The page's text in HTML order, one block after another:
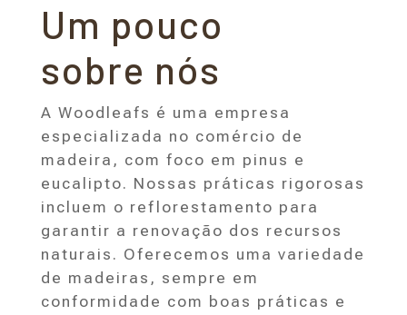
Um pouco
sobre nós
A Woodleafs é uma empresa
especializada no comércio de
madeira, com foco em pinus e
eucalipto. Nossas práticas rigorosas
incluem o reflorestamento para
garantir a renovação dos recursos
naturais. Oferecemos uma variedade
de madeiras, sempre em
conformidade com boas práticas e